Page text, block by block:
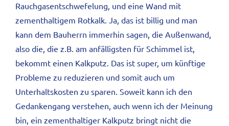
Rauchgasentschwefelung, und eine Wand mit
zementhaltigem Rotkalk. Ja, das ist billig und man
kann dem Bauherrn immerhin sagen, die Außenwand,
also die, die z.B. am anfälligsten für Schimmel ist,
bekommt einen Kalkputz. Das ist super, um künftige
Probleme zu reduzieren und somit auch um
Unterhaltskosten zu sparen. Soweit kann ich den
Gedankengang verstehen, auch wenn ich der Meinung
bin, ein zementhaltiger Kalkputz bringt nicht die